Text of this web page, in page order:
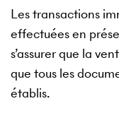
Les transactions
effectuées en
s’assurer que la
que tous les
établis.